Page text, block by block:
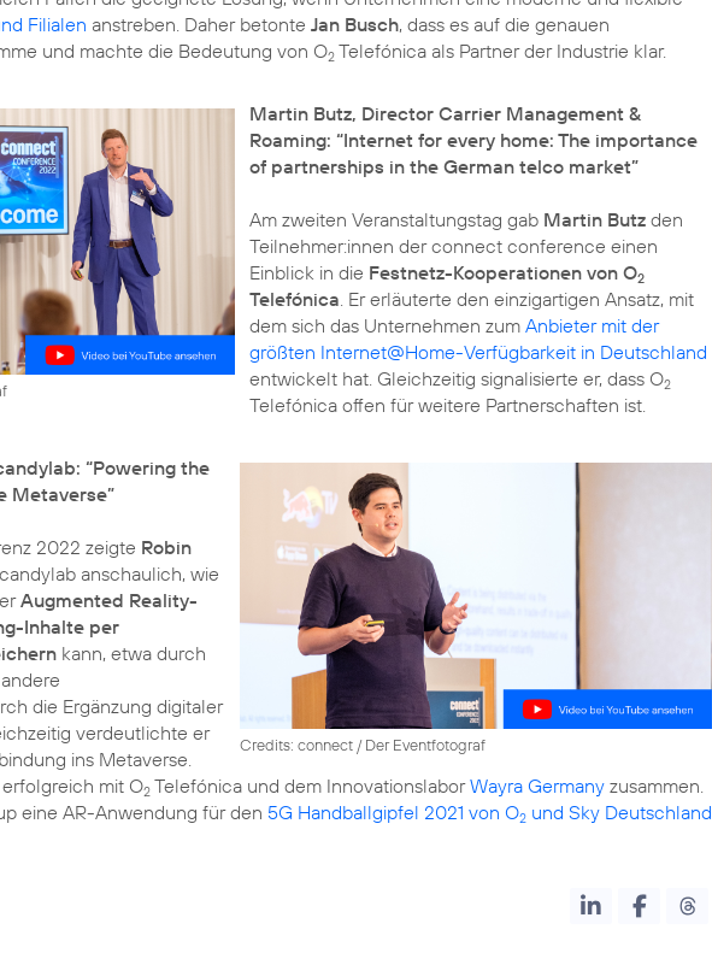
Filialen anstreben. Daher betonte Jan Busch, dass es auf die genauen
und machte die Bedeutung von O2 Telefónica als Partner der Industrie klar.
Martin Butz, Director Carrier Management &
Roaming: “Internet for every home: The importance
of partnerships in the German telco market”
Am zweiten Veranstaltungstag gab Martin Butzden
Teilnehmer:innen der connect conference einen
Einblick in die Festnetz-Kooperationen von O2
Telefónica. Er erläuterte den einzigartigen Ansatz, mit
dem sich das Unternehmen zum Anbieter mit der
größten Internet@Home-Verfügbarkeit in Deutschland
entwickelt hat. Gleichzeitig signalisierte er, dass O2
Telefónica offen für weitere Partnerschaften ist.
Credits: connect / Der Eventfotograf
“Powering the
Metaverse”
2022 zeigte Robin
anschaulich, wie
Augmented Reality-
Inhalte per
kann, etwa durch
die Ergänzung digitaler
verdeutlichte er
ins Metaverse.
mit O2 Telefónica und dem InnovationslaborWayra Germany zusammen.
eine AR-Anwendung für den 5G Handballgipfel 2021 von O2 und Sky Deutschland